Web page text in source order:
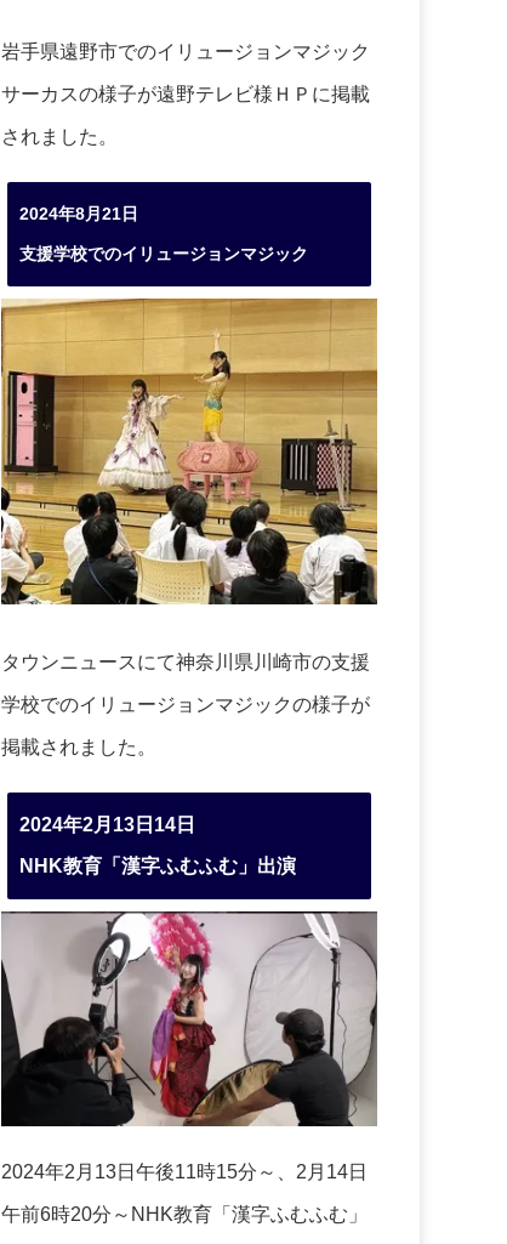
岩手県遠野市でのイリュージョンマジック
サーカスの様子が遠野テレビ様ＨＰに掲載
されました。
2024年8月21日
支援学校でのイリュージョンマジック
タウンニュースにて神奈川県川崎市の支援
学校でのイリュージョンマジックの様子が
掲載されました。
2024年2月13日14日
NHK教育「漢字ふむふむ」出演
2024年2月13日午後11時15分～、2月14日
午前6時20分～NHK教育「漢字ふむふむ」